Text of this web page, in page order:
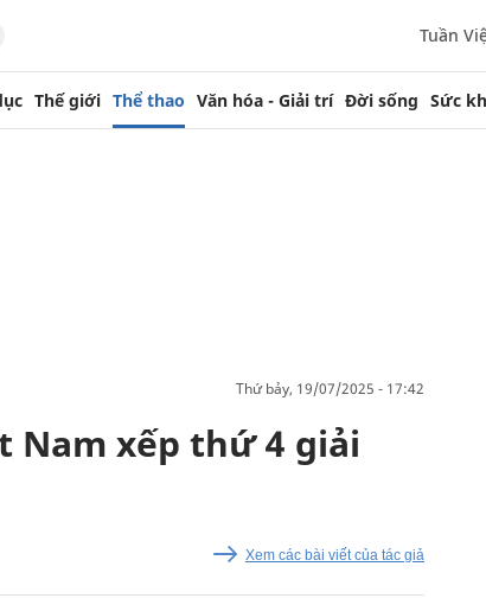
Tuần
Thế giới Thể thao Văn hóa - Giải trí Đời sống Sức
thứ bảy, 19/07/2025 - 17:42
Nam xếp thứ 4 giải
Xem các bài viết của tác giả